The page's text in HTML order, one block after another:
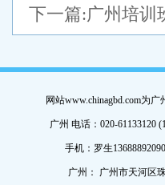
下一篇:广州培训
网站www.chinagbd.com为
广州 电话：020-61133120
手机：罗生
广州： 广州市天河区